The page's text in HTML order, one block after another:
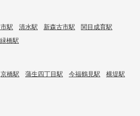
駅 清水駅 新森古市駅
関目成育駅
緑橋駅
京橋駅 蒲生四丁目駅 今福鶴見駅
横堤駅